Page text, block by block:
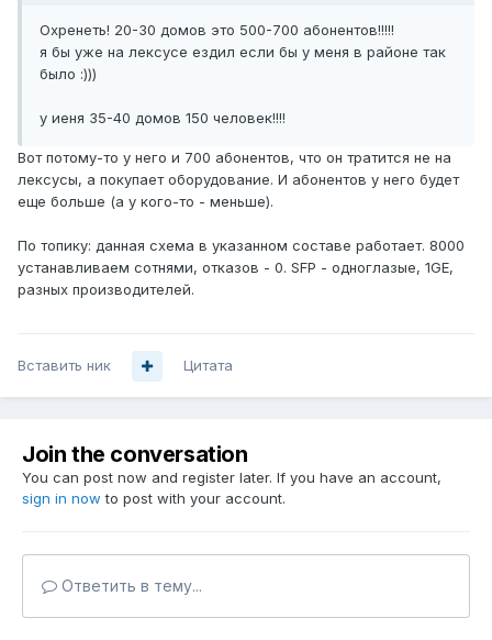
Охренеть! 20-30 домов это 500-700 абонентов!!!!!
я бы уже на лексусе ездил если бы у меня в районе так
было :)))
у иеня 35-40 домов 150 человек!!!!
Вот потому-то у него и 700 абонентов, что он тратится не на
лексусы, а покупает оборудование. И абонентов у него будет
еще больше (а у кого-то - меньше).
По топику: данная схема в указанном составе работает. 8000
устанавливаем сотнями, отказов - 0. SFP - одноглазые, 1GE,
разных производителей.
Вставить ник Цитата
Join the conversation
You can post now and register later. If you have an account,
sign in now to post with your account.
Ответить в тему...